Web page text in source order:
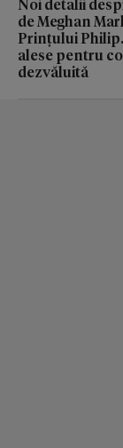
de Meghan
Prințului
alese pentru
dezvăluită